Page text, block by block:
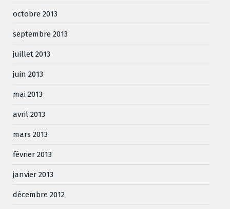
octobre 2013
septembre 2013
juillet 2013
juin 2013
mai 2013
avril 2013
mars 2013
février 2013
janvier 2013
décembre 2012